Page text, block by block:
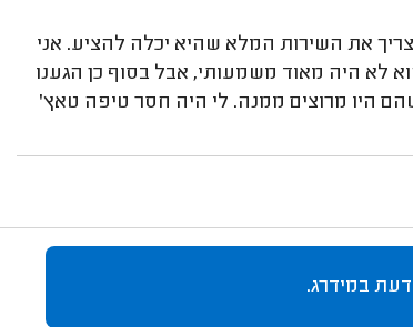
את השירות המלא שהיא יכלה להציע. אני
לא היה מאוד משמעותי, אבל בסוף כן הגענו
היו מרוצים ממנה. לי היה חסר טיפה טאץ'
במידרג.